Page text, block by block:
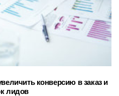
конверсию в заказ и
лидов